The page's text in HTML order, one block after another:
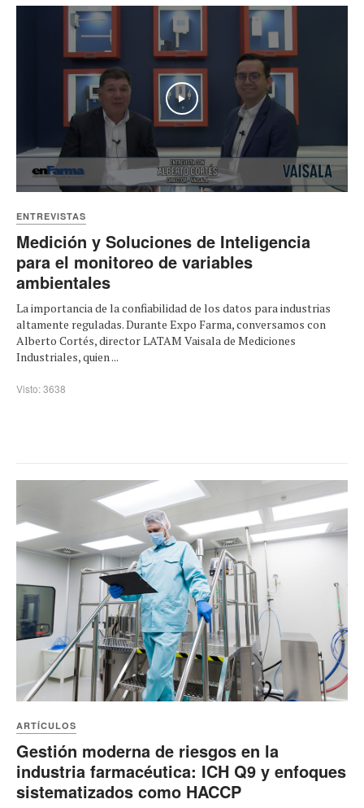
Play
ENTREVISTAS
Medición y Soluciones de Inteligencia
para el monitoreo de variables
ambientales
La importancia de la confiabilidad de los datos para industrias
altamente reguladas. Durante Expo Farma, conversamos con
Alberto Cortés, director LATAM Vaisala de Mediciones
Industriales, quien ...
Visto: 3638
ARTÍCULOS
Gestión moderna de riesgos en la
industria farmacéutica: ICH Q9 y enfoques
sistematizados como HACCP